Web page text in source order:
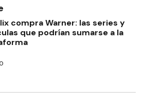
compra Warner: las series y
que podrían sumarse a la